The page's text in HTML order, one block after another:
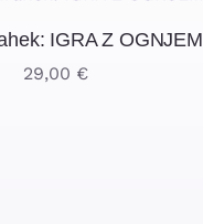
IGRA Z OGNJEM
29,00 €